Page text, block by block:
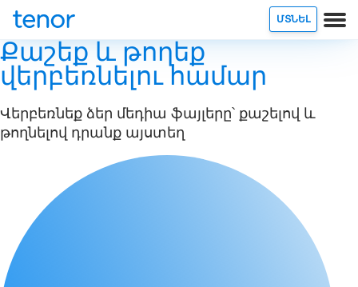
ՄՏՆԵԼ
Քաշեք և թողեք
վերբեռնելու համար
Վերբեռնեք ձեր մեդիա ֆայլերը՝ քաշելով և
թողնելով դրանք այստեղ